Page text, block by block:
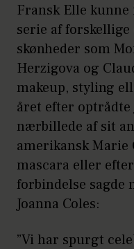
Fransk Elle kunne
serie af
skønheder som
Herzigova og
makeup, styling
året efter optrådte
nærbillede af sit
amerikansk Marie
mascara eller
forbindelse sagde
Joanna Coles:
”Vi har spurgt